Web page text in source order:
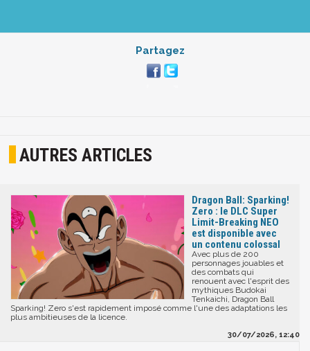
Partagez
AUTRES ARTICLES
Dragon Ball: Sparking!
Zero : le DLC Super
Limit-Breaking NEO
est disponible avec
un contenu colossal
Avec plus de 200
personnages jouables et
des combats qui
renouent avec l'esprit des
mythiques Budokai
Tenkaichi, Dragon Ball
Sparking! Zero s'est rapidement imposé comme l'une des adaptations les
plus ambitieuses de la licence.
30/07/2026, 12:40